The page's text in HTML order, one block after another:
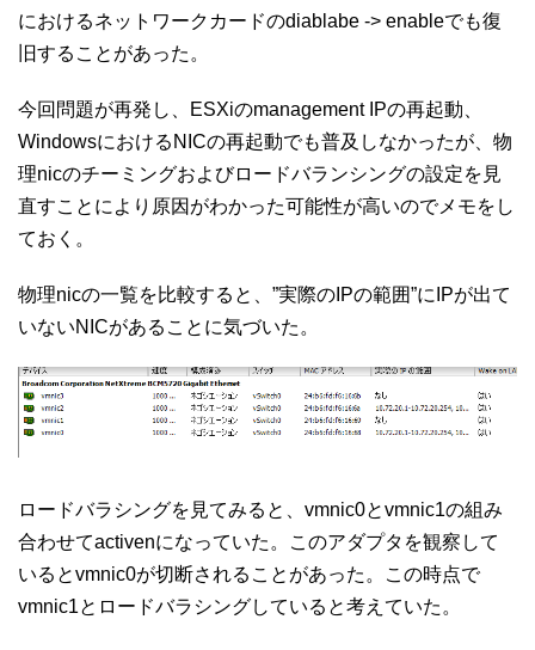
におけるネットワークカードのdiablabe -> enableでも復
旧することがあった。
今回問題が再発し、ESXiのmanagement IPの再起動、
WindowsにおけるNICの再起動でも普及しなかったが、物
理nicのチーミングおよびロードバランシングの設定を見
直すことにより原因がわかった可能性が高いのでメモをし
ておく。
物理nicの一覧を比較すると、”実際のIPの範囲”にIPが出て
いないNICがあることに気づいた。
ロードバラシングを見てみると、vmnic0とvmnic1の組み
合わせてactivenになっていた。このアダプタを観察して
いるとvmnic0が切断されることがあった。この時点で
vmnic1とロードバラシングしていると考えていた。